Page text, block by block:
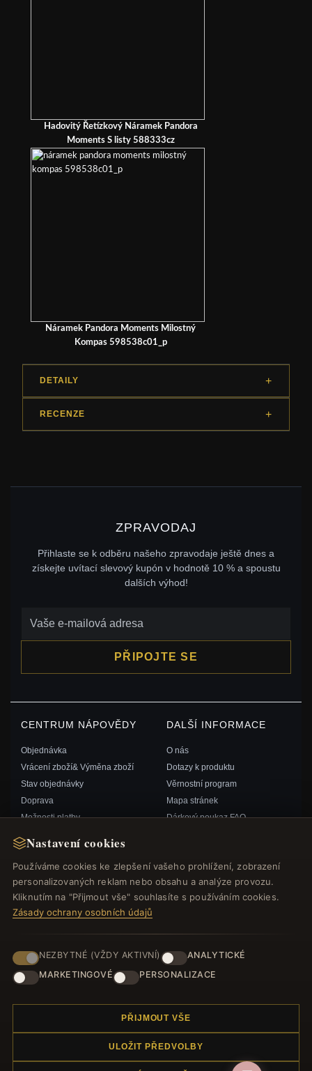
Nastavení cookies
Používáme cookies ke zlepšení vašeho prohlížení, zobrazení
personalizovaných reklam nebo obsahu a analýze provozu.
Kliknutím na "Přijmout vše" souhlasíte s používáním cookies.
Zásady ochrany osobních údajů
NEZBYTNÉ (VŽDY AKTIVNÍ)
ANALYTICKÉ
MARKETINGOVÉ
PERSONALIZACE
PŘIJMOUT VŠE
ULOŽIT PŘEDVOLBY
Hadovitý Řetízkový Náramek Pandora
Moments S listy 588333cz
Náramek Pandora Moments Milostný
Kompas 598538c01_p
DETAILY
RECENZE
ZPRAVODAJ
Přihlaste se k odběru našeho zpravodaje ještě dnes a
získejte uvítací slevový kupón v hodnotě 10 % a spoustu
dalších výhod!
PŘIPOJTE SE
CENTRUM NÁPOVĚDY
Objednávka
Vrácení zboží& Výměna zboží
Stav objednávky
Doprava
Možnosti platby
Kontaktujte nás
DALŠÍ INFORMACE
O nás
Dotazy k produktu
Věrnostní program
Mapa stránek
Dárkový poukaz FAQ
RYCHLÉ ODKAZY
Nové produkty
Speciální nabídky
Blog
Recenze
Přihlásit se
SLEDUJTE NÁS